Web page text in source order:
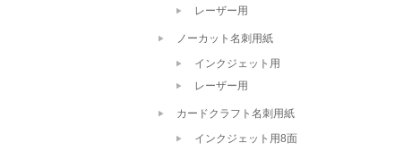
レーザー用
ノーカット名刺用紙
インクジェット用
レーザー用
カードクラフト名刺用紙
インクジェット用8面